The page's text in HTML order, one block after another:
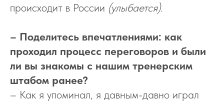
происходит в России (улыбается).
– Поделитесь впечатлениями: как
проходил процесс переговоров и были
ли вы знакомы с нашим тренерским
штабом ранее?
– Как я упоминал, я давным-давно играл